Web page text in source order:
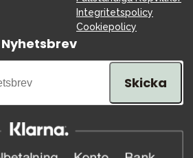
Integritetspolicy
Cookiepolicy
Nyhetsbrev
Skicka